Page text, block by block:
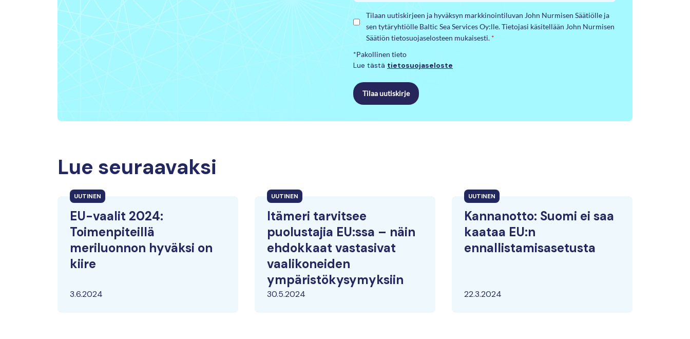
Tilaan uutiskirjeen ja hyväksyn markkinointiluvan John Nurmisen Säätiölle ja
sen tytäryhtiölle Baltic Sea Services Oy:lle. Tietojasi käsitellään John Nurmisen
Säätiön tietosuojaselosteen mukaisesti. *
*Pakollinen tieto
Lue tästä tietosuojaseloste
Tilaa uutiskirje
Lue seuraavaksi
UUTINEN
EU-vaalit 2024:
Toimenpiteillä
meriluonnon hyväksi on
kiire
3.6.2024
UUTINEN
Itämeri tarvitsee
puolustajia EU:ssa – näin
ehdokkaat vastasivat
vaalikoneiden
ympäristökysymyksiin
30.5.2024
UUTINEN
Kannanotto: Suomi ei saa
kaataa EU:n
ennallistamisasetusta
22.3.2024